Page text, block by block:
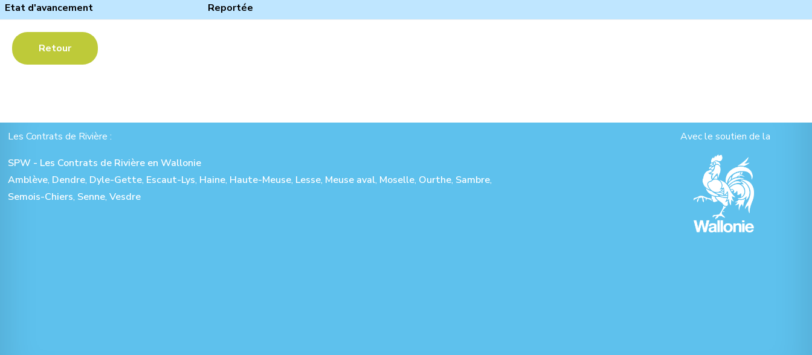
Etat d'avancement
Reportée
Retour
Les Contrats de Rivière :
SPW - Les Contrats de Rivière en Wallonie
Amblève, Dendre, Dyle-Gette, Escaut-Lys, Haine, Haute-Meuse, Lesse, Meuse aval, Moselle, Ourthe, Sambre,
Semois-Chiers, Senne, Vesdre
Avec le soutien de la